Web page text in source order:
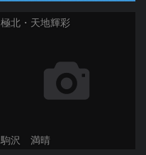
極北・天地輝彩
駒沢 満晴